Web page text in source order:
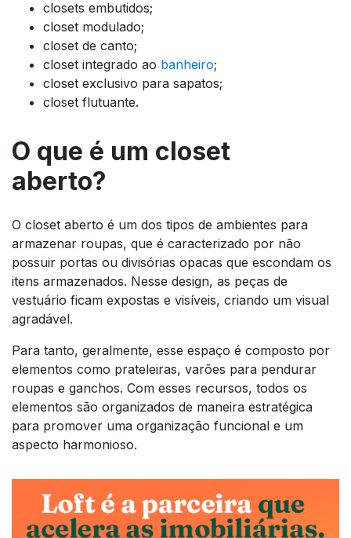
closets embutidos;
closet modulado;
closet de canto;
closet integrado ao banheiro;
closet exclusivo para sapatos;
closet flutuante.
O que é um closet
aberto?
O closet aberto é um dos tipos de ambientes para
armazenar roupas, que é caracterizado por não
possuir portas ou divisórias opacas que escondam os
itens armazenados. Nesse design, as peças de
vestuário ficam expostas e visíveis, criando um visual
agradável.
Para tanto, geralmente, esse espaço é composto por
elementos como prateleiras, varões para pendurar
roupas e ganchos. Com esses recursos, todos os
elementos são organizados de maneira estratégica
para promover uma organização funcional e um
aspecto harmonioso.